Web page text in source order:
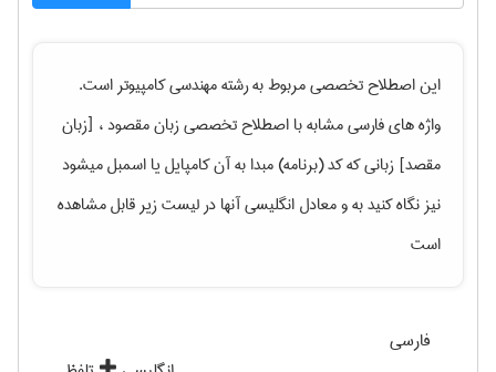
این اصطلاح تخصصی مربوط به رشتهمهندسی كامپيوتراست.
واژه های فارسی مشابه با اصطلاح تخصصیزبان مقصود ، [زبان
مقصد] زبانی که کد (برنامه) مبدا به آن کامپایل یا اسمبل میشود
نیز نگاه کنید بهو معادل انگلیسی آنها در لیست زیر قابل مشاهده
است
فارسی